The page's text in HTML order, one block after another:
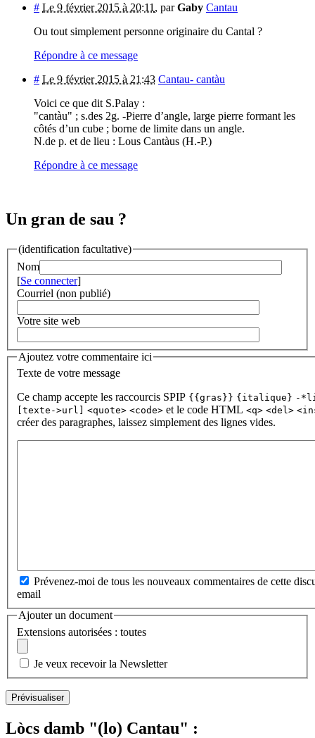
# Le 9 février 2015 à 20:11 , parGaby Cantau
Ou tout simplement personne originaire du Cantal ?
Répondre à ce message
# Le 9 février 2015 à 21:43 Cantau- cantàu
Voici ce que dit S.Palay :
"cantàu" ; s.des 2g. -Pierre d’angle, large pierre formant les
côtés d’un cube ; borne de limite dans un angle.
N.de p. et de lieu : Lous Cantàus (H.-P.)
Répondre à ce message
Un gran de sau ?
(identification facultative)
Nom
[Se connecter]
Courriel (non publié)
Votre site web
Ajoutez votre commentaire ici
Texte de votre message
Ce champ accepte les raccourcis SPIP {{gras}} {italique} -
[texte->url]
<quote> <code> et le code HTML <q> <del>
créer des paragraphes, laissez simplement des lignes vides.
Prévenez-moi de tous les nouveaux commentaires de cette
email
Ajouter un document
Extensions autorisées : toutes
Je veux recevoir la Newsletter
Lòcs damb "(lo) Cantau" :